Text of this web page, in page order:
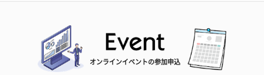
オンラインイベントの参加申込